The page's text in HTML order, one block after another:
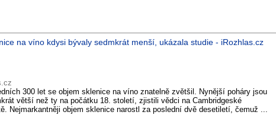
na víno kdysi bývaly sedmkrát menší, ukázala studie - iRozhlas.cz
300 let se objem sklenice na víno znatelně zvětšil. Nynější poháry jsou
větší než ty na počátku 18. století, zjistili vědci na Cambridgeské
Nejmarkantněji objem sklenice narostl za poslední dvě desetiletí, čemuž ...